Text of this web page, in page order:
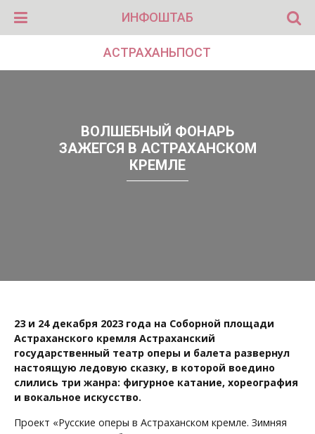
ИНФОШТАБ
АСТРАХАНЬПОСТ
ВОЛШЕБНЫЙ ФОНАРЬ
ЗАЖЕГСЯ В АСТРАХАНСКОМ
КРЕМЛЕ
23 и 24 декабря 2023 года на Соборной площади
Астраханского кремля Астраханский
государственный театр оперы и балета развернул
настоящую ледовую сказку, в которой воедино
слились три жанра: фигурное катание, хореография
и вокальное искусство.
Проект «Русские оперы в Астраханском кремле. Зимняя